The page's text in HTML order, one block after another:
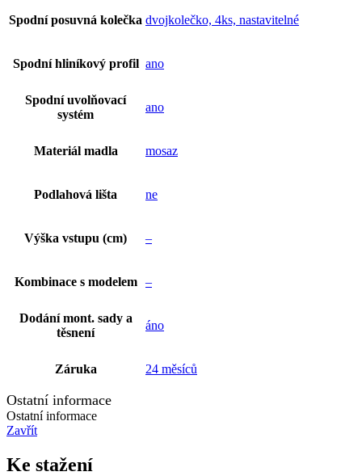
Spodní posuvná kolečka dvojkolečko, 4ks, nastavitelné
Spodní hliníkový profil ano
Spodní uvolňovací
systém
ano
Materiál madla mosaz
Podlahová lišta ne
Výška vstupu (cm) –
Kombinace s modelem –
Dodání mont. sady a
těsnení
áno
Záruka 24 měsíců
Ostatní informace
Ostatní informace
Zavřít
Ke stažení